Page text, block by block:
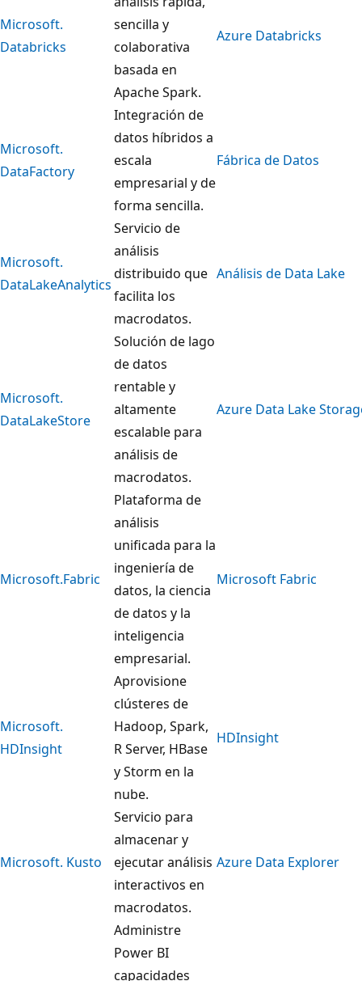
Microsoft.
Databricks
sencilla y
colaborativa
basada en
Apache Spark.
Azure Databricks
Microsoft.
DataFactory
Integración de
datos híbridos a
escala
empresarial y de
forma sencilla.
Fábrica de Datos
Microsoft.
DataLakeAnalytics
Servicio de
análisis
distribuido que
facilita los
macrodatos.
Análisis de Data Lake
Microsoft.
DataLakeStore
Solución de lago
de datos
rentable y
altamente
escalable para
análisis de
macrodatos.
Azure Data Lake
Microsoft.Fabric
Plataforma de
análisis
unificada para la
ingeniería de
datos, la ciencia
de datos y la
inteligencia
empresarial.
Microsoft Fabric
Microsoft.
HDInsight
Aprovisione
clústeres de
Hadoop, Spark,
R Server, HBase
y Storm en la
nube.
HDInsight
Microsoft. Kusto
Servicio para
almacenar y
ejecutar análisis
interactivos en
macrodatos.
Azure Data Explorer
Administre
Power BI
capacidades